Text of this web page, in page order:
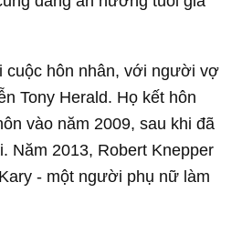
cuộc hôn nhân, với người vợ
Tony Herald. Họ kết hôn
vào năm 2009, sau khi đã
Năm 2013, Robert Knepper
- một người phụ nữ làm